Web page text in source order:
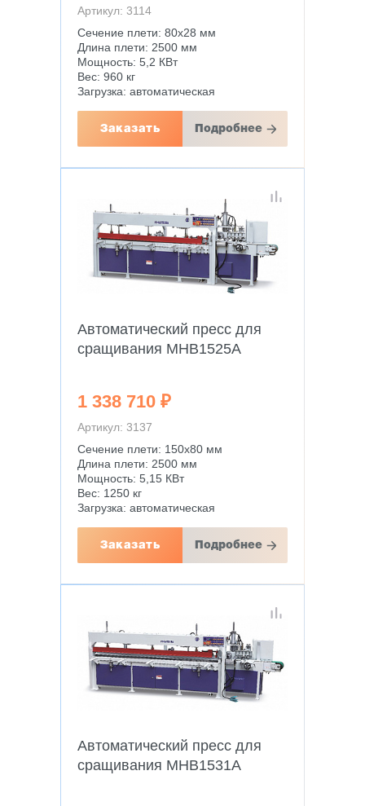
Артикул: 3114
Сечение плети: 80х28 мм
Длина плети: 2500 мм
Мощность: 5,2 КВт
Вес: 960 кг
Загрузка: автоматическая
Заказать Подробнее
Автоматический пресс для
сращивания MHB1525A
1 338 710 ₽
Артикул: 3137
Сечение плети: 150х80 мм
Длина плети: 2500 мм
Мощность: 5,15 КВт
Вес: 1250 кг
Загрузка: автоматическая
Заказать Подробнее
Автоматический пресс для
сращивания MHB1531A